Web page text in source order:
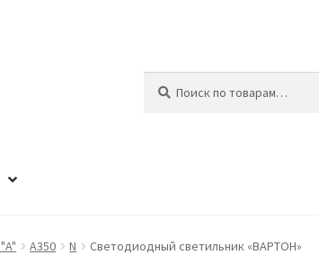
Корзина
A350 N
Светодиодный светильник «ВАРТОН»